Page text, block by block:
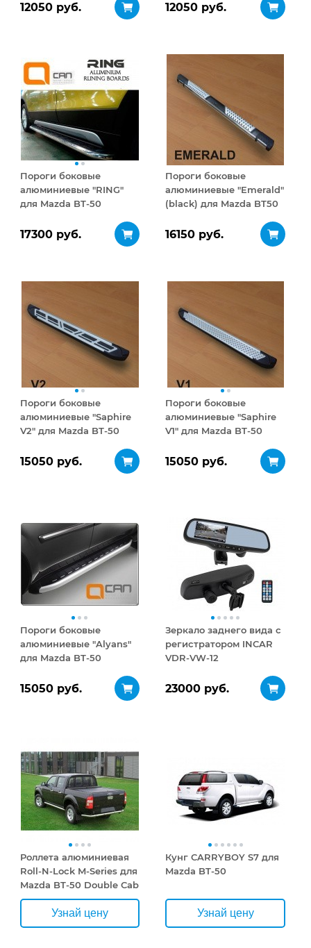
12050 руб. 12050 руб.
Пороги боковые
алюминиевые "RING"
для Mazda BT-50
17300 руб.
Пороги боковые
алюминиевые "Emerald"
(black) для Mazda BT50
16150 руб.
Пороги боковые
алюминиевые "Saphire
V2" для Mazda BT-50
15050 руб.
Пороги боковые
алюминиевые "Saphire
V1" для Mazda BT-50
15050 руб.
Пороги боковые
алюминиевые "Alyans"
для Mazda BT-50
15050 руб.
Зеркало заднего вида с
регистратором INCAR
VDR-VW-12
23000 руб.
Роллета алюминиевая
Roll-N-Lock M-Series для
Mazda BT-50 Double Cab
2006-2011
Узнай цену
Кунг CARRYBOY S7 для
Mazda BT-50
Узнай цену